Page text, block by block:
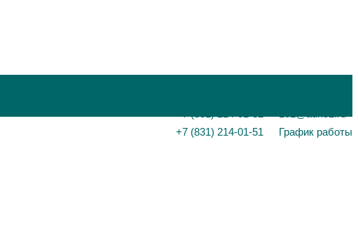
+7 (831) 214-01-51
График работы